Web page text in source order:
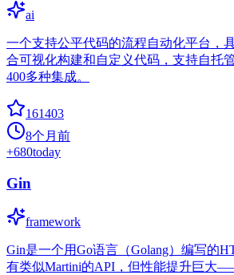
ai
一个支持公平代码的流程自动化平台，
合可视化构建和自定义代码，支持自托
400多种集成。
161403
8个月前
+680today
Gin
framework
Gin是一个用Go语言（Golang）编写的
有类似Martini的API，但性能提升巨大